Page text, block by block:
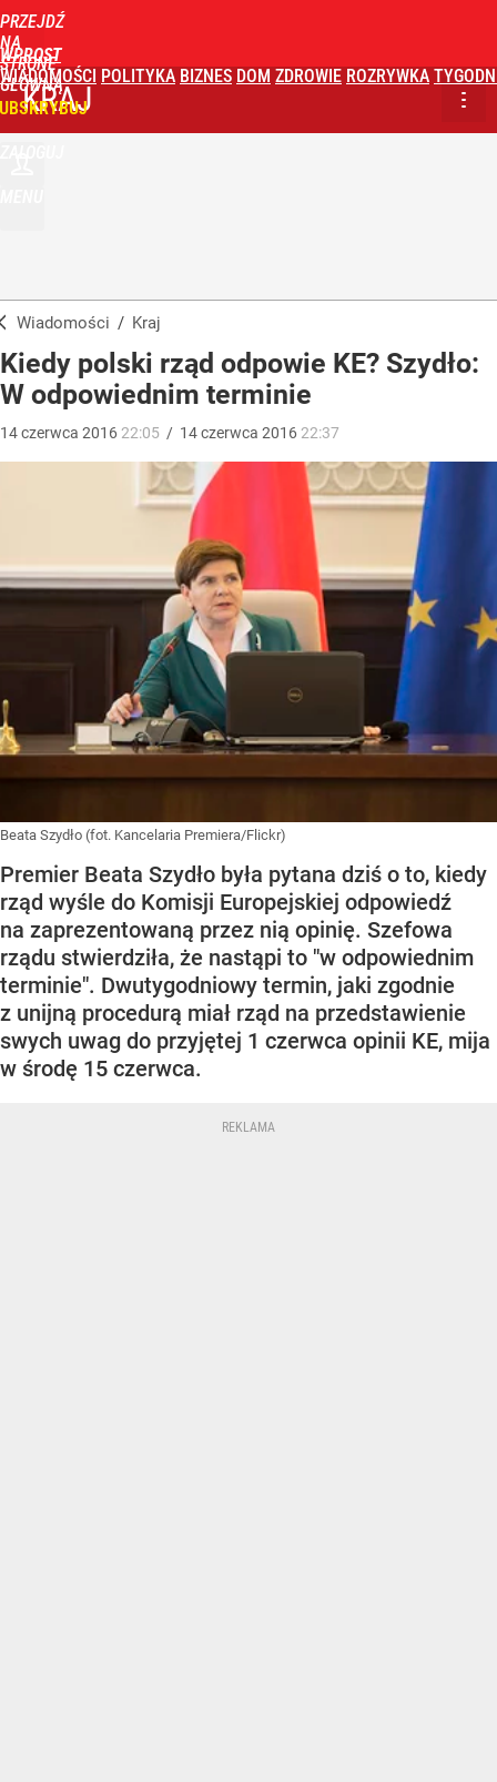
PRZEJDŹ
NA
STRONĘ
GŁÓWNĄ
WPROST
WIADOMOŚCI POLITYKA BIZNES DOM ZDROWIE ROZRYWKA
KRAJ
Wiadomości / Kraj
Kiedy polski rząd odpowie KE? Szydło:
W odpowiednim terminie
14czerwca 2016 22:05 / 14czerwca 2016 22:37
Beata Szydło (fot. Kancelaria Premiera/Flickr)
Premier Beata Szydło była pytana dziś o to, kiedy
rząd wyśle do Komisji Europejskiej odpowiedź
na zaprezentowaną przez nią opinię. Szefowa
rządu stwierdziła, że nastąpi to "w odpowiednim
terminie". Dwutygodniowy termin, jaki zgodnie
z unijną procedurą miał rząd na przedstawienie
swych uwag do przyjętej 1 czerwca opinii KE, mija
w środę 15 czerwca.